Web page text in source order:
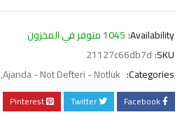
Availability: 1045 متوفر في المخزون
SKU:
21127c66db7d
Categories:
Ajanda - Not Defteri - Notluk
,
Facebook
Twitter
Pinterest